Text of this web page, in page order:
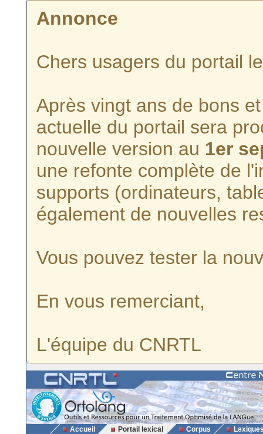
Annonce
Chers usagers du portail
Après vingt ans de bons
actuelle du portail sera
nouvelle version au 1er
une refonte complète de
supports (ordinateurs,
également de nouvelles
Vous pouvez tester la
En vous remerciant,
L'équipe du CNRTL
Accueil Portail lexical Corpus